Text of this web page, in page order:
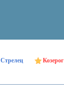
Стрелец
Козерог